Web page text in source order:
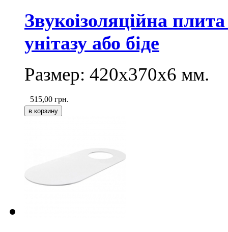
Звукоізоляційна
унітазу або біде
Размер: 420х370х6 мм.
515,00 грн.